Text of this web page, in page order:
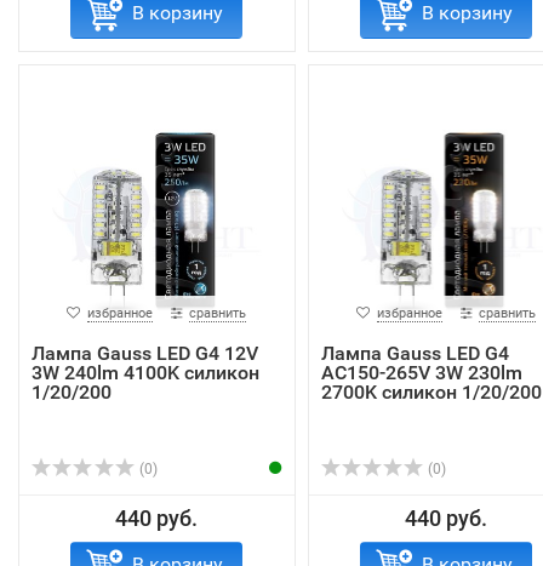
В корзину В корзину
избранное сравнить
Лампа Gauss LED G4 12V
3W 240lm 4100K силикон
1/20/200
(0)
440 руб.
избранное сравнить
Лампа Gauss LED G4
AC150-265V 3W 230lm
2700K силикон 1/20/200
(0)
440 руб.